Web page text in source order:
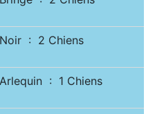
Noir : 2 Chiens
: 1 Chiens